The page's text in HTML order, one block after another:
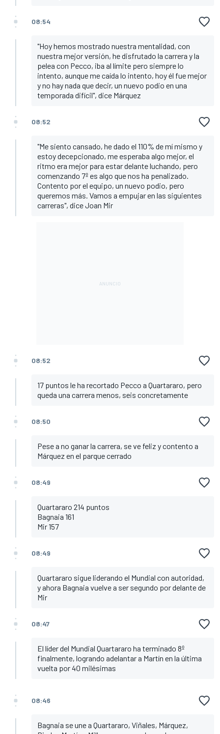
08:54
"Hoy hemos mostrado nuestra mentalidad, con
nuestra mejor versión, he disfrutado la carrera y la
pelea con Pecco, iba al límite pero siempre lo
intento, aunque me caída lo intento, hoy él fue mejor
y no hay nada que decir, un nuevo podio en una
temporada difícil", dice Márquez
08:52
"Me siento cansado, he dado el 110% de mí mismo y
estoy decepcionado, me esperaba algo mejor, el
ritmo era mejor para estar delante luchando, pero
comenzando 7º es algo que nos ha penalizado.
Contento por el equipo, un nuevo podio, pero
queremos más. Vamos a empujar en las siguientes
carreras", dice Joan Mir
08:52
17 puntos le ha recortado Pecco a Quartararo, pero
queda una carrera menos, seis concretamente
08:50
Pese a no ganar la carrera, se ve feliz y contento a
Márquez en el parque cerrado
08:49
Quartararo 214 puntos
Bagnaia 161
Mir 157
08:49
Quartararo sigue liderando el Mundial con autoridad,
y ahora Bagnaia vuelve a ser segundo por delante de
Mir
08:47
El líder del Mundial Quartararo ha terminado 8º
finalmente, logrando adelantar a Martín en la última
vuelta por 40 milésimas
08:46
Bagnaia se une a Quartararo, Viñales, Márquez,